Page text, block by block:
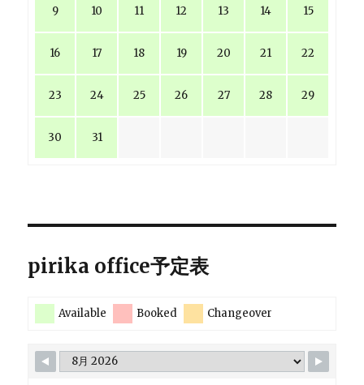
9 10 11 12 13 14 15
16 17 18 19 20 21 22
23 24 25 26 27 28 29
30 31
pirika office予定表
Available Booked Changeover